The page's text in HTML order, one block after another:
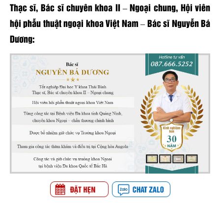
Thạc sĩ, Bác sĩ chuyên khoa II – Ngoại chung, Hội viên
hội phẫu thuật ngoại khoa Việt Nam – Bác sĩ Nguyễn Bá
Dương: